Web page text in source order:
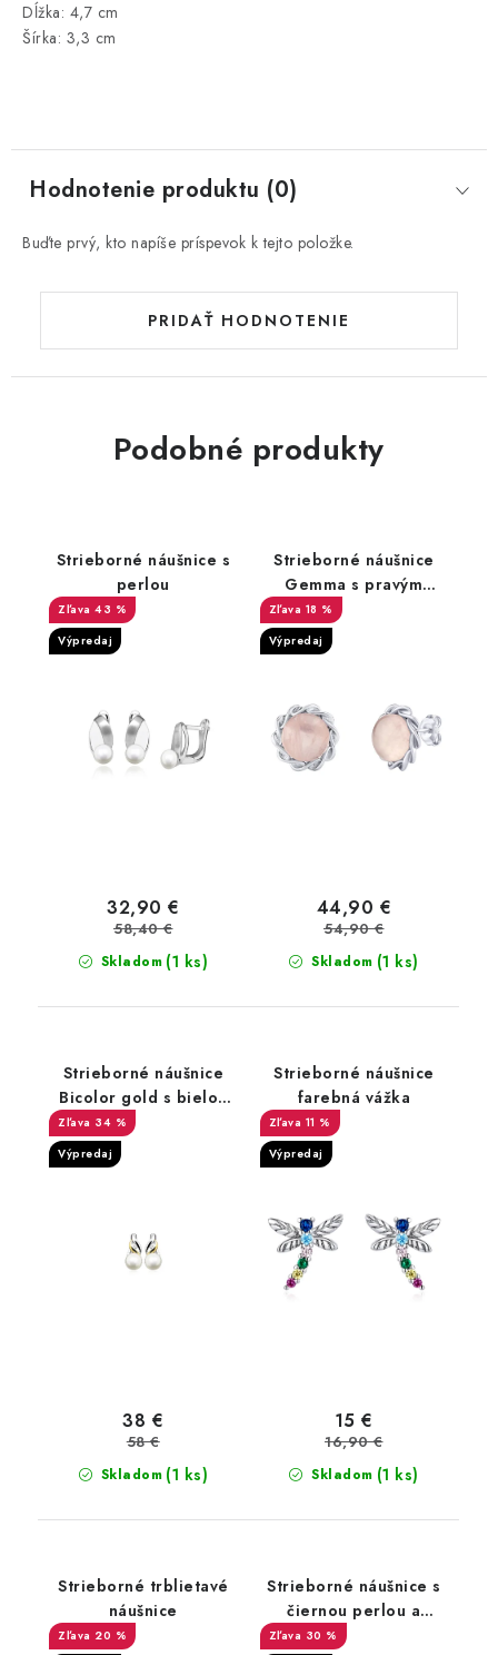
Dĺžka: 4,7 cm
Šírka: 3,3 cm
Hodnotenie produktu (0)
Buďte prvý, kto napíše príspevok k tejto položke.
PRIDAŤ HODNOTENIE
Podobné produkty
Strieborné náušnice s
perlou
43 %
Výpredaj
Skladom (1 ks)
32,90 €
58,40 €
Strieborné náušnice
Gemma s pravým
ruženínom
18 %
Výpredaj
Skladom (1 ks)
44,90 €
54,90 €
Strieborné náušnice
Bicolor gold s bielou
perlou a zirkónmi
34 %
Výpredaj
Skladom (1 ks)
38 €
58 €
Strieborné náušnice
farebná vážka
11 %
Výpredaj
Skladom (1 ks)
15 €
16,90 €
Strieborné trblietavé
náušnice
20 %
Strieborné náušnice s
čiernou perlou a
zirkónom
30 %